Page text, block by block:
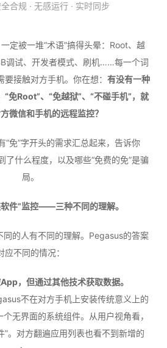
合规 · 无感运行 · 实时同步
定被一堆“术语”搞得头晕：Root、越
调试、开发者模式、刷机……每一个词
接触对方手机。你在想： 有没有一种
“免Root”、“免越狱”、“不碰手机”，就
微信和手机的远程监控？
“免”字开头的需求汇总起来，告诉你
了什么程度，以及哪些“免费的免”是骗
局。
件”监控——三种不同的理解。
同的人有不同的理解。Pegasus的答案
应不同的情况：
，但通过其他技术获取数据。
不在对方手机上安装传统意义上的
无界面的系统组件。从用户视角看，
”。对方翻遍应用列表也看不到新增的